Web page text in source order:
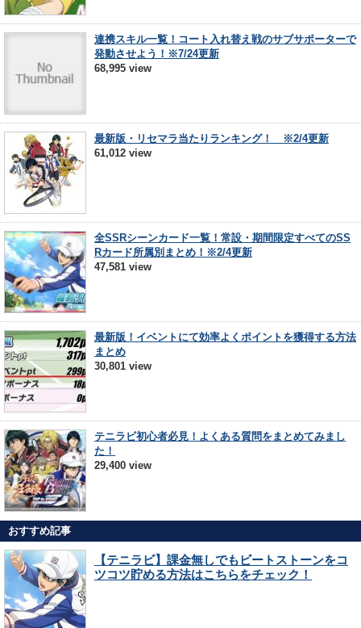
連携スキル一覧！コート入れ替え戦のサブサポーターで
発動させよう！※7/24更新
68,995 view
最新版・リセマラ当たりランキング！ ※2/4更新
61,012 view
全SSRシーンカード一覧！常設・期間限定すべてのSS
Rカード所属別まとめ！※2/4更新
47,581 view
最新版！イベントにて効率よくポイントを獲得する方法
まとめ
30,801 view
テニラビ初心者必見！よくある質問をまとめてみまし
た！
29,400 view
おすすめ記事
【テニラビ】課金無しでもビートストーンをコ
ツコツ貯める方法はこちらをチェック！